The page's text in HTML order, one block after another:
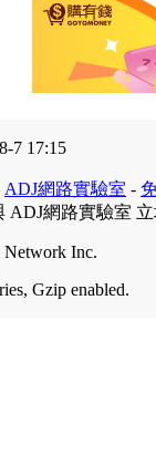
7 17:15
ADJ網路實驗室 -
網路實驗室
Inc.
Gzip enabled.